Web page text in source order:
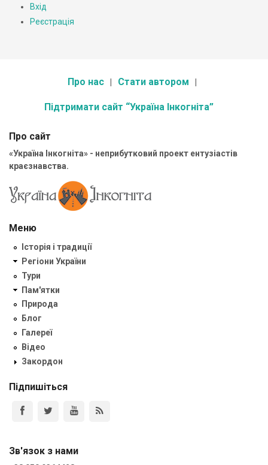
Вхід
Реєстрація
Про нас Стати автором
Підтримати сайт “Україна Інкогніта”
Про сайт
«Україна Інкогніта» - неприбутковий проект ентузіастів
краєзнавства.
Меню
Історія і традиції
Регіони України
Тури
Пам'ятки
Природа
Блог
Галереї
Відео
Закордон
Підпишіться
Зв'язок з нами